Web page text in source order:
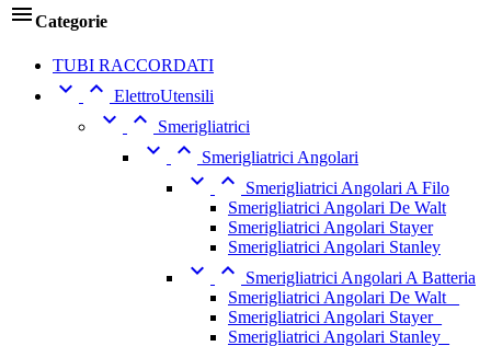
Categorie
TUBI RACCORDATI
  ElettroUtensili
  Smerigliatrici
  Smerigliatrici Angolari
 
Smerigliatrici Angolari A Filo
Smerigliatrici Angolari De Walt
Smerigliatrici Angolari Stayer
Smerigliatrici Angolari Stanley
 
Smerigliatrici Angolari A Batteria
Smerigliatrici Angolari De Walt _
Smerigliatrici Angolari Stayer_
Smerigliatrici Angolari Stanley_